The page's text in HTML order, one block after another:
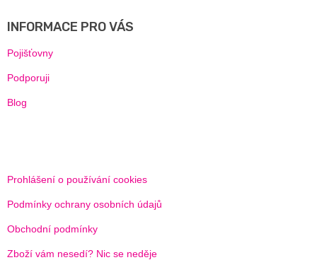
INFORMACE PRO VÁS
Pojišťovny
Podporuji
Blog
Prohlášení o používání cookies
Podmínky ochrany osobních údajů
Obchodní podmínky
Zboží vám nesedí? Nic se neděje